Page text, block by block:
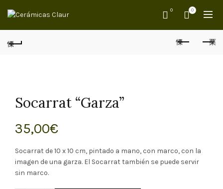
0 0
Socarrat “Garza”
35,00€
Socarrat de 10 x 10 cm, pintado a mano, con marco, con la
imagen de una garza. El Socarrat también se puede servir
sin marco.